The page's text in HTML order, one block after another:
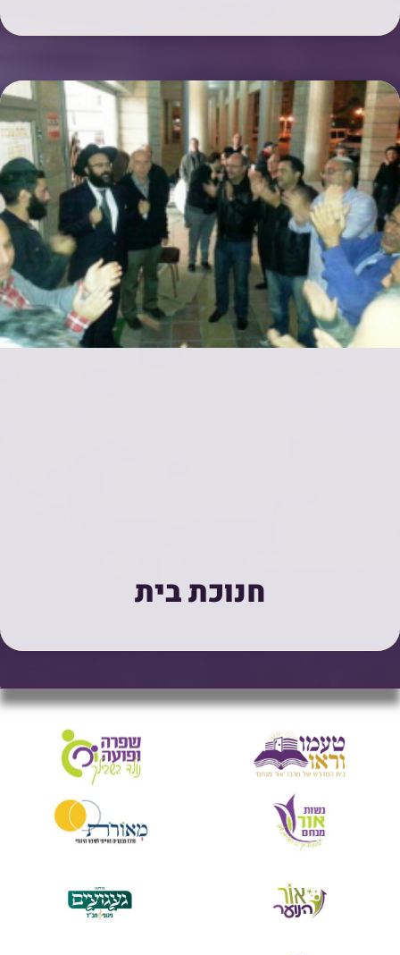
חנוכת בית